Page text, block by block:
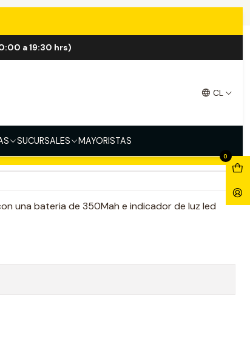
a 19:30 hrs)
CL
SUCURSALES MAYORISTAS
0
una bateria de 350Mah e indicador de luz led